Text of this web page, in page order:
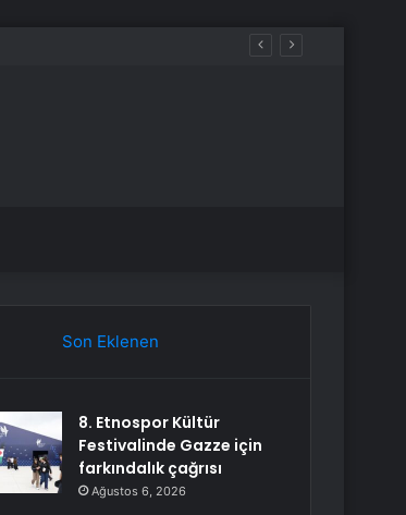
Son Eklenen
8. Etnospor Kültür
Festivalinde Gazze için
farkındalık çağrısı
Ağustos 6, 2026